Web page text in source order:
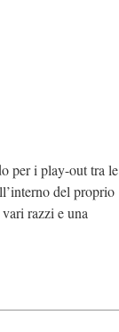
per i play-out tra le
del proprio
razzi e una